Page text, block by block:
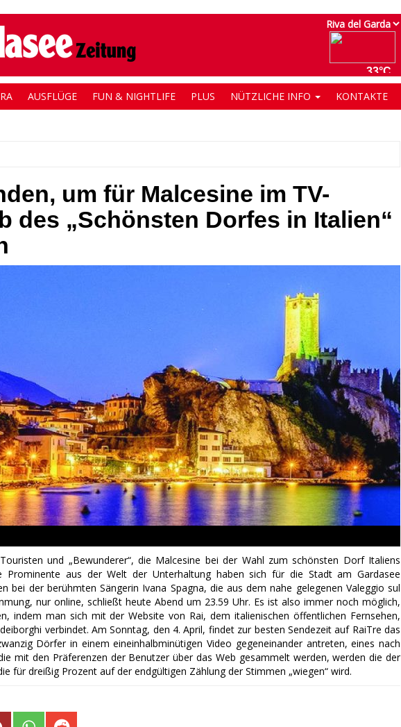
AUSFLÜGE FUN & NIGHTLIFE PLUS NÜTZLICHE INFO KONTAKTE
um für Malcesine im TV-
des „Schönsten Dorfes in Italien“
und „Bewunderer“, die Malcesine bei der Wahl zum schönsten Dorf Italiens
Prominente aus der Welt der Unterhaltung haben sich für die Stadt am Gardasee
bei der berühmten Sängerin Ivana Spagna, die aus dem nahe gelegenen Valeggio sul
nur online, schließt heute Abend um 23.59 Uhr. Es ist also immer noch möglich,
indem man sich mit der Website von Rai, dem italienischen öffentlichen Fernsehen,
verbindet. Am Sonntag, den 4. April, findet zur besten Sendezeit auf RaiTre das
Dörfer in einem eineinhalbminütigen Video gegeneinander antreten, eines nach
mit den Präferenzen der Benutzer über das Web gesammelt werden, werden die der
für dreißig Prozent auf der endgültigen Zählung der Stimmen „wiegen“ wird.